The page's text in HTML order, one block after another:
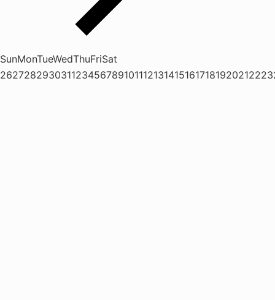
SunMonTueWedThuFriSat
2627282930311234567891011121314151617181920212223